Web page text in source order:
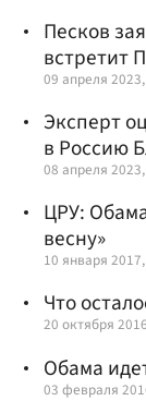
Песков
встретит
09 апреля
Эксперт
в Россию
08 апреля
ЦРУ:
весну»
10 января
Что
20 октября
Обама
03 февраля